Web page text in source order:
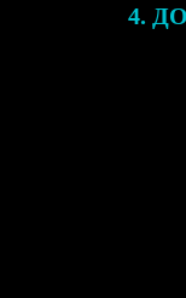
заказ
для
4.
его в